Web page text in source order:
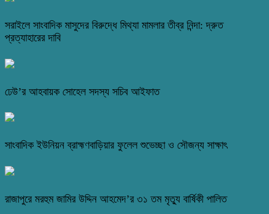
সরাইলে সাংবাদিক মাসুদের বিরুদ্ধে মিথ্যা মামলার তীব্র নিন্দা: দ্রুত
প্রত্যাহারের দাবি
ঢেউ’র আহবায়ক সোহেল সদস্য সচিব আইফাত
সাংবাদিক ইউনিয়ন ব্রাহ্মণবাড়িয়ার ফুলেল শুভেচ্ছা ও সৌজন্য সাক্ষাৎ
রাজাপুরে মরহুম জামির উদ্দিন আহমেদ’র ৩১ তম মৃত্যু বার্ষিকী পালিত